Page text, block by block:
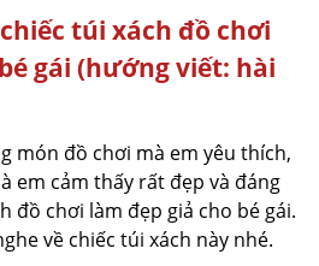
túi xách đồ chơi
gái (hướng viết: hài
món đồ chơi mà em yêu thích,
em cảm thấy rất đẹp và đáng
đồ chơi làm đẹp giả cho bé gái.
về chiếc túi xách này nhé.